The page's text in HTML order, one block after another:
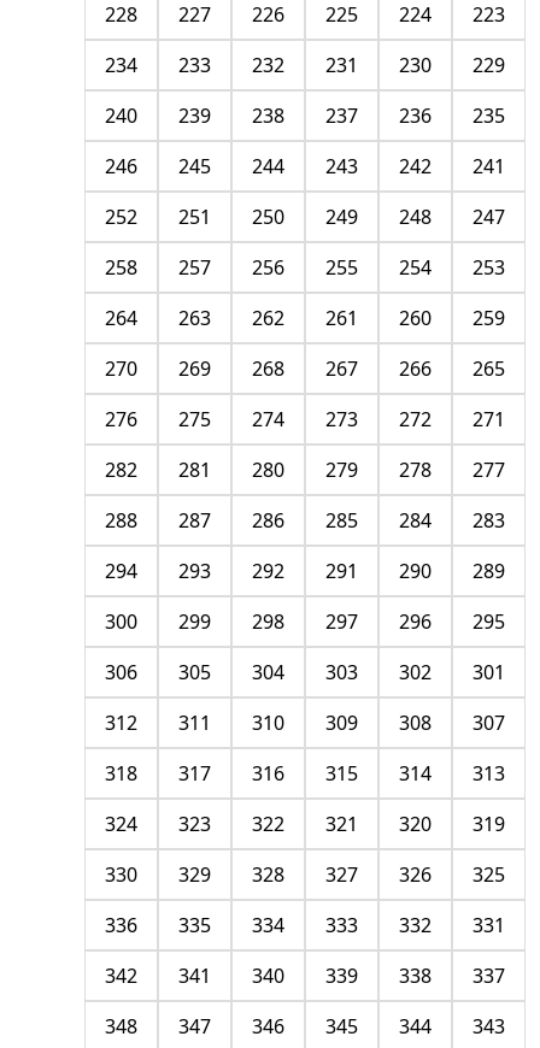
223
224
225
226
227
228
229
230
231
232
233
234
235
236
237
238
239
240
241
242
243
244
245
246
247
248
249
250
251
252
253
254
255
256
257
258
259
260
261
262
263
264
265
266
267
268
269
270
271
272
273
274
275
276
277
278
279
280
281
282
283
284
285
286
287
288
289
290
291
292
293
294
295
296
297
298
299
300
301
302
303
304
305
306
307
308
309
310
311
312
313
314
315
316
317
318
319
320
321
322
323
324
325
326
327
328
329
330
331
332
333
334
335
336
337
338
339
340
341
342
343
344
345
346
347
348